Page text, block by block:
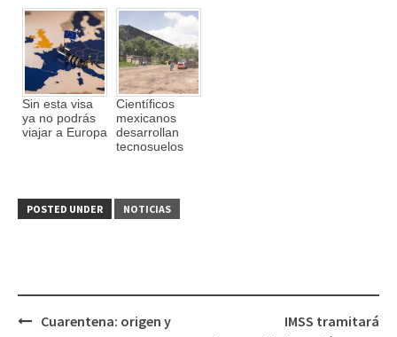
Sin esta visa
ya no podrás
viajar a Europa
Científicos
mexicanos
desarrollan
tecnosuelos
POSTED UNDER NOTICIAS
Cuarentena: origen y
IMSS tramitará